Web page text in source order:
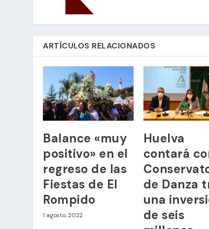
ARTÍCULOS RELACIONADOS
Balance «muy
positivo» en el
regreso de las
Fiestas de El
Rompido
1 agosto, 2022
Huelva
contará
de Danza
una
de seis